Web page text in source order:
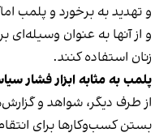
و تهدید به برخورد و پلمب
و از آنها به عنوان
زنان استفاده کنند.
پلمب به مثابه ابزار فشار
از طرف دیگر، شواهد و
بستن کسب‌وکارها برای